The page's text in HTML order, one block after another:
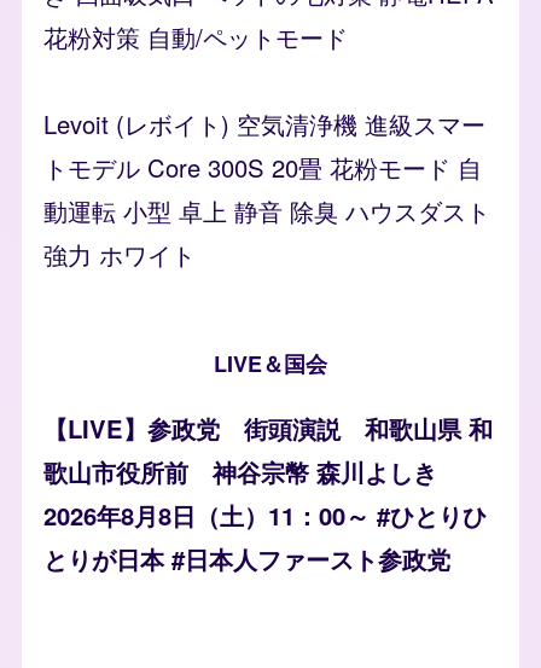
花粉対策 自動/ペットモード
Levoit (レボイト) 空気清浄機 進級スマー
トモデル Core 300S 20畳 花粉モード 自
動運転 小型 卓上 静音 除臭 ハウスダスト
強力 ホワイト
LIVE＆国会
【LIVE】参政党 街頭演説 和歌山県 和
歌山市役所前 神谷宗幣 森川よしき
2026年8月8日（土）11：00～ #ひとりひ
とりが日本 #日本人ファースト参政党